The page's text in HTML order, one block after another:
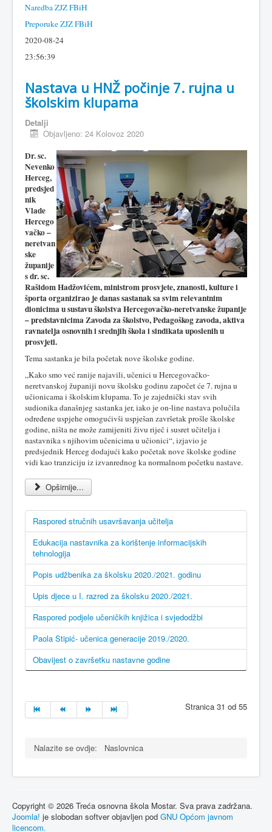
Naredba ZJZ FBiH
Preporuke ZJZ FBiH
2020-08-24
23:56:39
Nastava u HNŽ počinje 7. rujna u
školskim klupama
Detalji
Objavljeno: 24 Kolovoz 2020
Dr. sc.
Nevenko
Herceg,
predsjed
nik
Vlade
Hercego
vačko –
neretvan
ske
županije
s dr. sc.
Rašidom Hadžovićem, ministrom prosvjete, znanosti, kulture i
športa organizirao je danas sastanak sa svim relevantnim
dionicima u sustavu školstva Hercegovačko-neretvanske županije
– predstavnicima Zavoda za školstvo, Pedagoškog zavoda, aktiva
ravnatelja osnovnih i srednjih škola i sindikata uposlenih u
prosvjeti.
Tema sastanka je bila početak nove školske godine.
„Kako smo već ranije najavili, učenici u Hercegovačko-
neretvanskoj županiji novu školsku godinu započet će 7. rujna u
učionicama i školskim klupama. To je zajednički stav svih
sudionika današnjeg sastanka jer, iako je on-line nastava polučila
određene uspjehe omogućivši uspješan završetak prošle školske
godine, ništa ne može zamijeniti živu riječ i susret učitelja i
nastavnika s njihovim učenicima u učionici“, izjavio je
predsjednik Herceg dodajući kako početak nove školske godine
vidi kao tranziciju iz izvanrednog ka normalnom početku nastave.
Opširnije...
Raspored stručnih usavršavanja učitelja
Edukacija nastavnika za korištenje informacijskih
tehnologija
Popis udžbenika za školsku 2020./2021. godinu
Upis djece u I. razred za školsku 2020./2021.
Raspored podjele učeničkih knjižica i svjedodžbi
Paola Stipić- učenica generacije 2019./2020.
Obavijest o završetku nastavne godine
Stranica 31 od 55
Nalazite se ovdje: Naslovnica
Copyright © 2026 Treća osnovna škola Mostar. Sva prava zadržana.
Joomla! je slobodan softver objavljen pod GNU Općom javnom
licencom.